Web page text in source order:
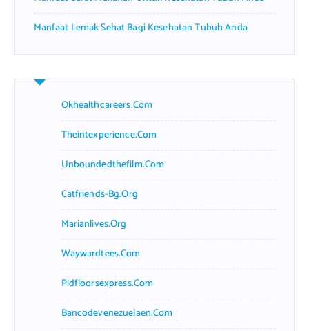
Manfaat Lemak Sehat Bagi Kesehatan Tubuh Anda
Okhealthcareers.com
Theintexperience.com
Unboundedthefilm.com
Catfriends-Bg.org
Marianlives.org
Waywardtees.com
Pidfloorsexpress.com
Bancodevenezuelaen.com